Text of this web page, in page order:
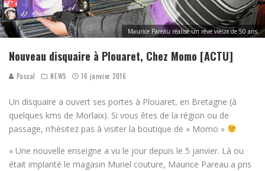
Maurice Pareau réalise un rêve vieux de 50 ans.
Nouveau disquaire à Plouaret, Chez Momo [ACTU]
Pascal NEWS 16 janvier 2016
Un disquaire a ouvert ses portes à Plouaret, en Bretagne (à
quelques kms de Morlaix). Si vous êtes de la région ou de
passage, n’hésitez pas à visiter la boutique de « Momo »
« Une nouvelle enseigne a vu le jour depuis le 5 janvier. Là ou
était implanté le magasin Muriel couture, Maurice Pareau a pris